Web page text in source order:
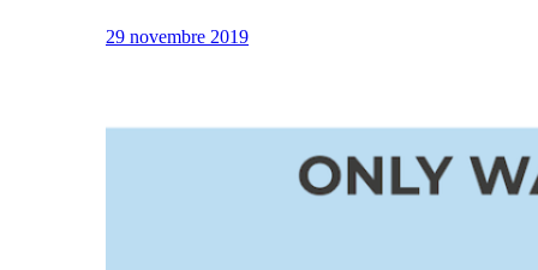
29 novembre 2019